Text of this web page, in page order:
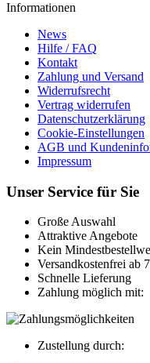
Informationen
News
Hilfe / FAQ
Kontakt
Zahlung und Versand
Widerrufsrecht
Vertrag widerrufen
Datenschutzerklärung
Cookie-Einstellungen
AGB und
Impressum
Unser Service für Sie
Große Auswahl
Attraktive Angebote
Kein
Versandkostenfrei ab
Schnelle Lieferung
Zahlung möglich mit:
Zustellung durch: